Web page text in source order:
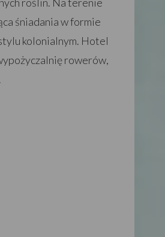
śniadania w formie
kolonialnym. Hotel
rowerów,